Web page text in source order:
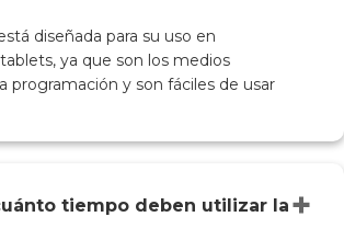
diseñada para su uso en
ya que son los medios
programación y son fáciles de usar
tiempo deben utilizar la +